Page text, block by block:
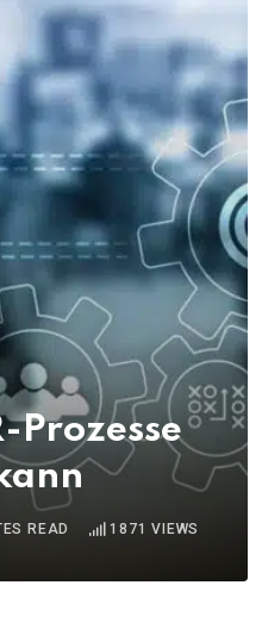
Prozesse
READ 1871 VIEWS